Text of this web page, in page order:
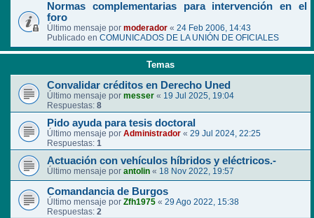
Normas complementarias para intervención en el
foro
Último mensaje por moderador « 24 Feb 2006, 14:43
Publicado en COMUNICADOS DE LA UNIÓN DE OFICIALES
Temas
Convalidar créditos en Derecho Uned
Último mensaje por messer « 19 Jul 2025, 19:04
Respuestas: 8
Pido ayuda para tesis doctoral
Último mensaje por Administrador « 29 Jul 2024, 22:25
Respuestas: 1
Actuación con vehículos híbridos y eléctricos.-
Último mensaje por antolin « 18 Nov 2022, 19:57
Comandancia de Burgos
Último mensaje por Zfh1975 « 29 Ago 2022, 15:38
Respuestas: 2